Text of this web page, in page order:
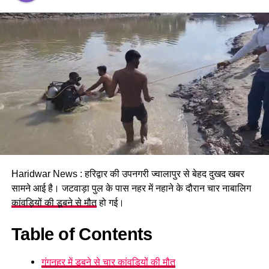
पढ़े धामी कैबिनेट के प्रमुख फैसले
GST संशोधित अध्यादेश को मंजूरी।
नैनीताल हाईकोर्ट के लिए हल्द्वानी गौलापार में 30 हेक्टेयर जमीन
देने का फैसला।
मंजूरी।
Haridwar News : हरिद्वार की उपनगरी ज्वालापुर से बेहद दुखद खबर
सामने आई है। जटवाड़ा पुल के पास नहर में नहाने के दौरान चार नाबालिग
कांवड़ियों की डूबने से मौतहो गई।
Table of Contents
गंगनहर में डूबने से चार कांवड़ियों की मौत